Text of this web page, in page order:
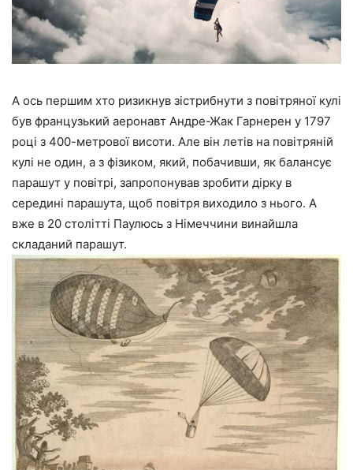
А ось першим хто ризикнув зістрибнути з повітряної кулі
був французький аеронавт Андре-Жак Гарнерен у 1797
році з 400-метрової висоти. Але він летів на повітряній
кулі не один, а з фізиком, який, побачивши, як балансує
парашут у повітрі, запропонував зробити дірку в
середині парашута, щоб повітря виходило з нього. А
вже в 20 столітті Паулюсь з Німеччини винайшла
складаний парашут.